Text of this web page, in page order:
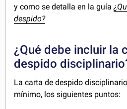
y como se detalla en la guía
despido?
¿Qué debe incluir la
despido
La carta de despido
mínimo, los siguientes puntos: